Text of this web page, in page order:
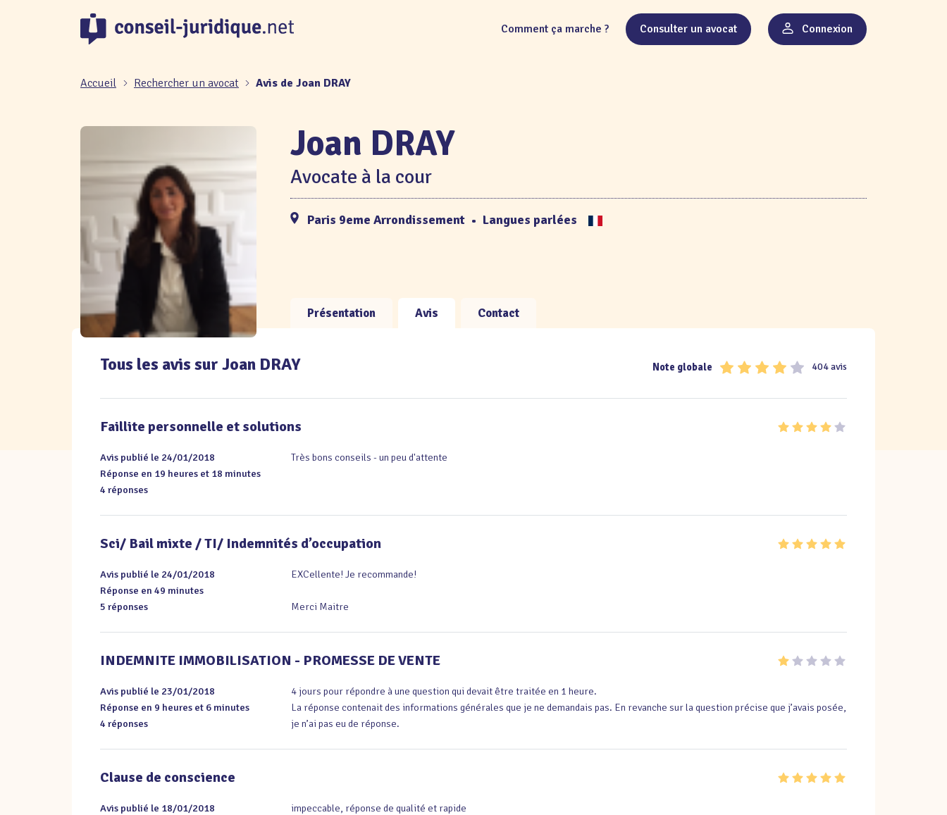
Comment ça marche ? Consulter un avocat Connexion
Accueil Rechercher un avocat Avis de Joan DRAY
Joan DRAY
Avocate à la cour
Paris 9eme Arrondissement • Langues parlées
Présentation Avis Contact
Tous les avis sur Joan DRAY Note globale 404 avis
Faillite personnelle et solutions
Avis publié le 24/01/2018
Réponse en 19 heures et 18 minutes
4 réponses
Très bons conseils - un peu d'attente
Sci/ Bail mixte / TI/ Indemnités d’occupation
Avis publié le 24/01/2018
Réponse en 49 minutes
5 réponses
EXCellente! Je recommande!
Merci Maitre
INDEMNITE IMMOBILISATION - PROMESSE DE VENTE
Avis publié le 23/01/2018
Réponse en 9 heures et 6 minutes
4 réponses
4 jours pour répondre à une question qui devait être traitée en 1 heure.
La réponse contenait des informations générales que je ne demandais pas. En revanche sur la question précise que j’avais posée,
je n’ai pas eu de réponse.
Clause de conscience
Avis publié le 18/01/2018
impeccable, réponse de qualité et rapide